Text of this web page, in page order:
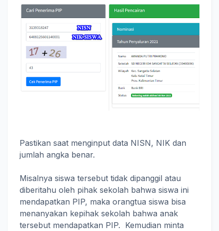
Pastikan saat menginput data NISN, NIK dan
jumlah angka benar.
Misalnya siswa tersebut tidak dipanggil atau
diberitahu oleh pihak sekolah bahwa siswa ini
mendapatkan PIP, maka orangtua siswa bisa
menanyakan kepihak sekolah bahwa anak
tersebut mendapatkan PIP. Kemudian minta